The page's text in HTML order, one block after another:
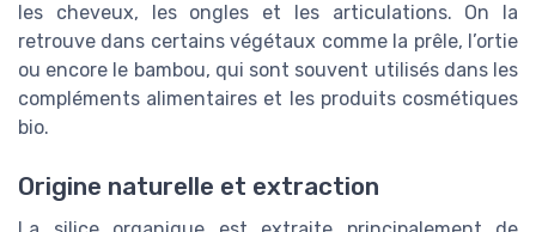
les cheveux, les ongles et les articulations. On la
retrouve dans certains végétaux comme la prêle, l’ortie
ou encore le bambou, qui sont souvent utilisés dans les
compléments alimentaires et les produits cosmétiques
bio.
Origine naturelle et extraction